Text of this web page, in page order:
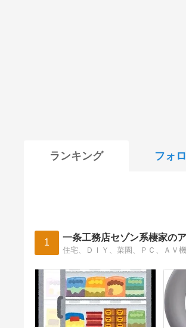
ランキング フォ
1 一条工務店セゾン系棲家の
住宅、ＤＩＹ、菜園、ＰＣ、ＡＶ